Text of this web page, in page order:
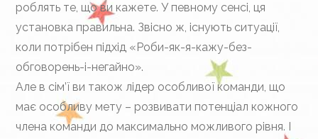
роблять те, що ви кажете. У певному сенсі, ця
установка правильна. Звісно ж, існують ситуації,
коли потрібен підхід «Роби-як-я-кажу-без-
обговорень-і-негайно».
Але в сім’ї ви також лідер особливої команди, що
має особливу мету – розвивати потенціал кожного
члена команди до максимально можливого рівня. І